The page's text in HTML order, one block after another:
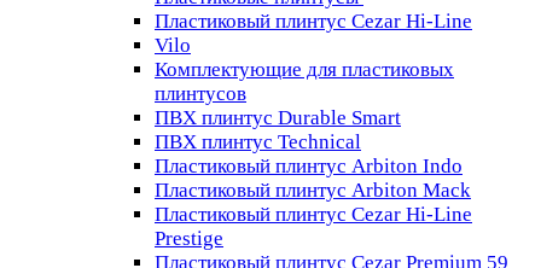
Пластиковый плинтус Cezar Hi-Line
Vilo
Комплектующие для пластиковых
плинтусов
ПВХ плинтус Durable Smart
ПВХ плинтус Technical
Пластиковый плинтус Arbiton Indo
Пластиковый плинтус Arbiton Mack
Пластиковый плинтус Cezar Hi-Line
Prestige
Пластиковый плинтус Cezar Premium 59